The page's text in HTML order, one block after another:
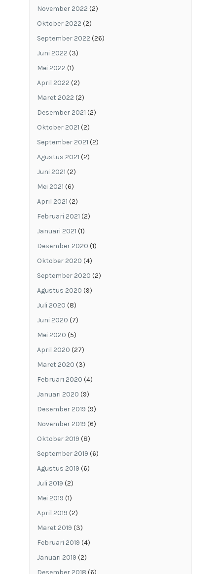
November 2022 (2)
Oktober 2022 (2)
September 2022 (26)
Juni 2022 (3)
Mei 2022 (1)
April 2022 (2)
Maret 2022 (2)
Desember 2021 (2)
Oktober 2021 (2)
September 2021 (2)
Agustus 2021 (2)
Juni 2021 (2)
Mei 2021 (6)
April 2021 (2)
Februari 2021 (2)
Januari 2021 (1)
Desember 2020 (1)
Oktober 2020 (4)
September 2020 (2)
Agustus 2020 (9)
Juli 2020 (8)
Juni 2020 (7)
Mei 2020 (5)
April 2020 (27)
Maret 2020 (3)
Februari 2020 (4)
Januari 2020 (9)
Desember 2019 (9)
November 2019 (6)
Oktober 2019 (8)
September 2019 (6)
Agustus 2019 (6)
Juli 2019 (2)
Mei 2019 (1)
April 2019 (2)
Maret 2019 (3)
Februari 2019 (4)
Januari 2019 (2)
Desember 2018 (6)